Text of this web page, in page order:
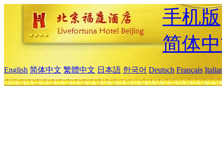
手机版
简体
English 简体中文 繁體中文 日本語 한국어 Deutsch Français